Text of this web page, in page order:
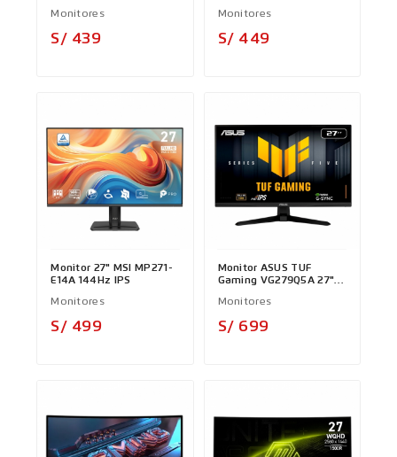
Monitores
S/ 439
Monitores
S/ 449
Monitor 27" MSI MP271-
E14A 144Hz IPS
Monitores
S/ 499
Monitor ASUS TUF
Gaming VG279Q5A 27"
Monitores
S/ 699